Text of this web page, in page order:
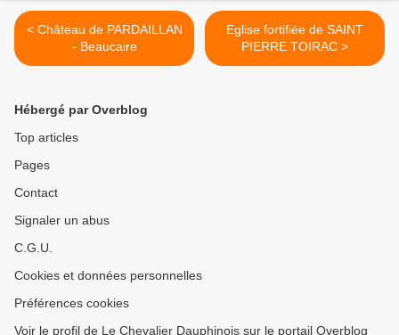
< Château de PARDAILLAN
- Beaucaire
Eglise fortifiée de SAINT
PIERRE TOIRAC >
Hébergé par Overblog
Top articles
Pages
Contact
Signaler un abus
C.G.U.
Cookies et données personnelles
Préférences cookies
Voir le profil de Le Chevalier Dauphinois sur le portail Overblog